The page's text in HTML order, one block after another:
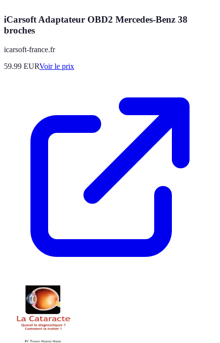
iCarsoft Adaptateur OBD2 Mercedes-Benz 38
broches
icarsoft-france.fr
59.99 EURVoir le prix